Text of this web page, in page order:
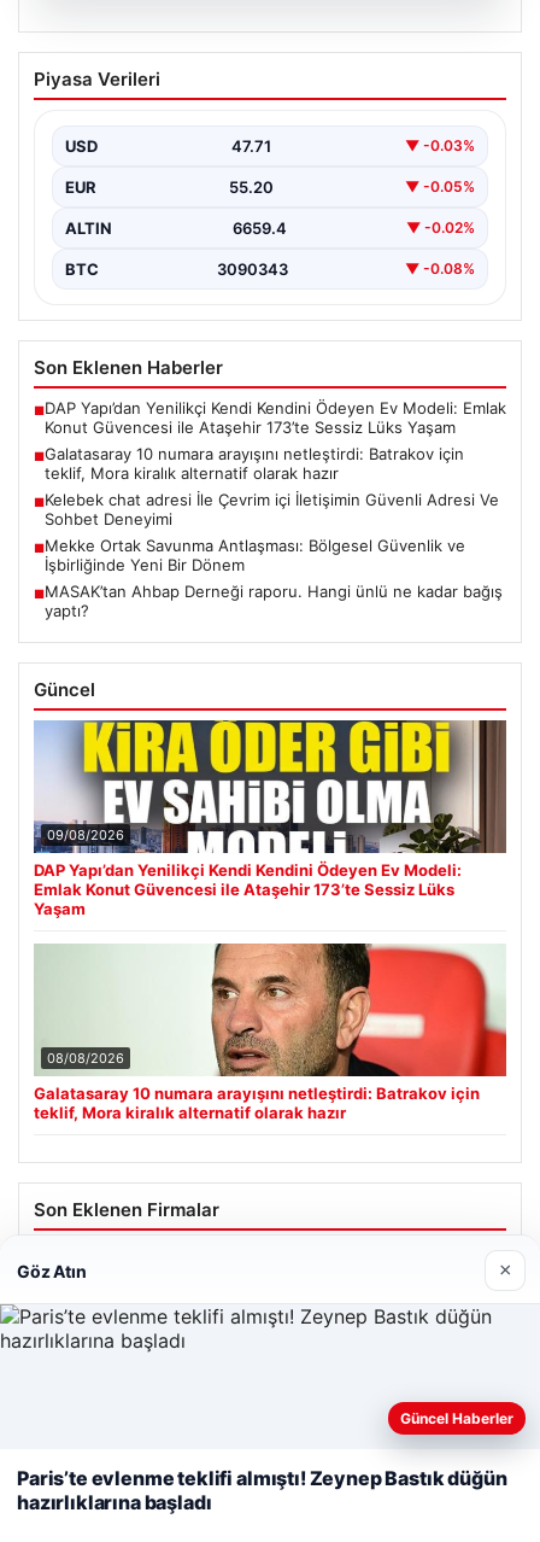
Galatasaray 10 numara arayışını
netleştirdi: Batrakov için teklif, Mora
Galatasaray yönetimi, yaratıcı oyun kurucu arayışında
Piyasa Verileri
USD 47.71 ▼ -0.03%
EUR 55.20 ▼ -0.05%
ALTIN 6659.4 ▼ -0.02%
BTC 3090343 ▼ -0.08%
Son Eklenen Haberler
■DAP Yapı’dan Yenilikçi Kendi Kendini Ödeyen Ev Modeli: Emlak
Konut Güvencesi ile Ataşehir 173’te Sessiz Lüks Yaşam
■Galatasaray 10 numara arayışını netleştirdi: Batrakov için
teklif, Mora kiralık alternatif olarak hazır
■Kelebek chat adresi İle Çevrim içi İletişimin Güvenli Adresi Ve
Sohbet Deneyimi
■Mekke Ortak Savunma Antlaşması: Bölgesel Güvenlik ve
İşbirliğinde Yeni Bir Dönem
■MASAK’tan Ahbap Derneği raporu. Hangi ünlü ne kadar bağış
yaptı?
Güncel
09/08/2026
DAP Yapı’dan Yenilikçi Kendi Kendini Ödeyen Ev Modeli:
Emlak Konut Güvencesi ile Ataşehir 173’te Sessiz Lüks
Yaşam
08/08/2026
Galatasaray 10 numara arayışını netleştirdi: Batrakov için
teklif, Mora kiralık alternatif olarak hazır
Son Eklenen Firmalar
Cengiz Sigorta
© 2026 Renkli Yazı – Güncel Haberler
Web sitemizi nasıl kullandığınızı daha iyi anlayabilmek,
kullanıyoruz.
Çerez Politikamız
Reddet Kabul Et
Göz Atın ×
Güncel Haberler
Paris’te evlenme teklifi almıştı! Zeynep Bastık düğün
hazırlıklarına başladı